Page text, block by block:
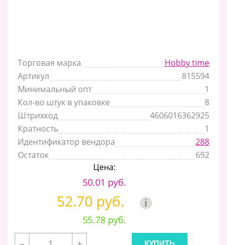
Торговая марка
Hobby time
Артикул
815594
Минимальный опт
1
Кол-во штук в упаковке
8
Штрихкод
4606016362925
Кратность
1
Идентификатор вендора
288
Остаток
692
Цена:
50.01 руб.
52.70 руб. i
55.78 руб.